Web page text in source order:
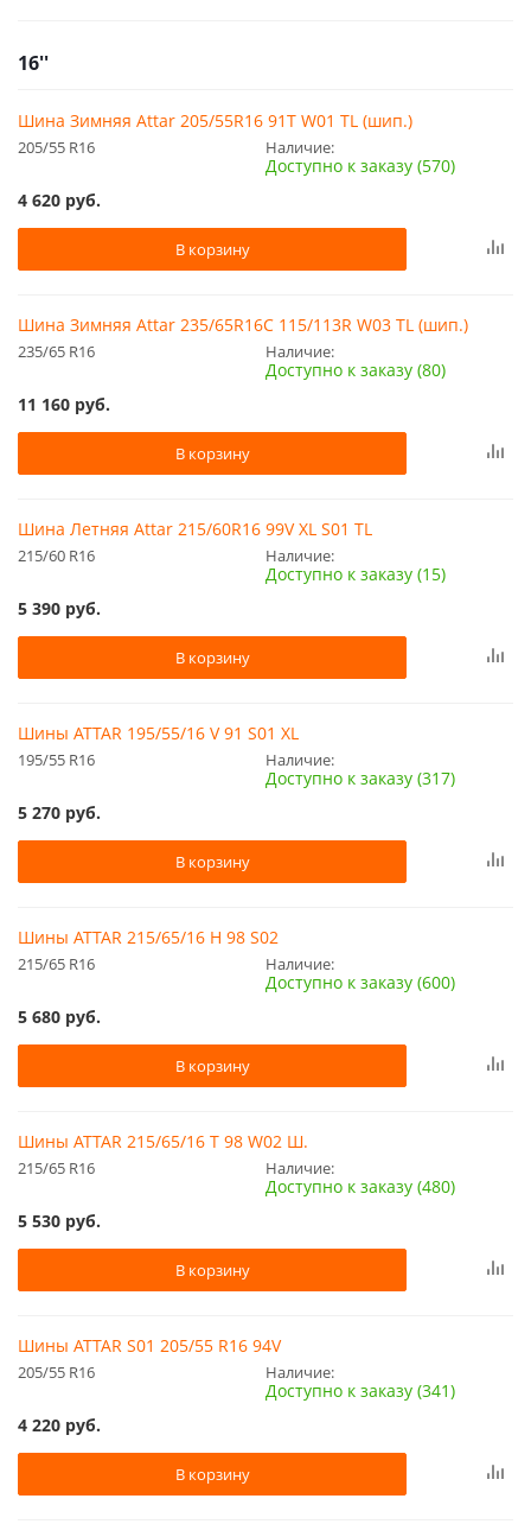
16''
Шина Зимняя Attar 205/55R16 91T W01 TL (шип.)
205/55 R16 Наличие:
Доступно к заказу (570)
4 620 руб.
В корзину
Шина Зимняя Attar 235/65R16C 115/113R W03 TL (шип.)
235/65 R16 Наличие:
Доступно к заказу (80)
11 160 руб.
В корзину
Шина Летняя Attar 215/60R16 99V XL S01 TL
215/60 R16 Наличие:
Доступно к заказу (15)
5 390 руб.
В корзину
Шины ATTAR 195/55/16 V 91 S01 XL
195/55 R16 Наличие:
Доступно к заказу (317)
5 270 руб.
В корзину
Шины ATTAR 215/65/16 H 98 S02
215/65 R16 Наличие:
Доступно к заказу (600)
5 680 руб.
В корзину
Шины ATTAR 215/65/16 T 98 W02 Ш.
215/65 R16 Наличие:
Доступно к заказу (480)
5 530 руб.
В корзину
Шины ATTAR S01 205/55 R16 94V
205/55 R16 Наличие:
Доступно к заказу (341)
4 220 руб.
В корзину